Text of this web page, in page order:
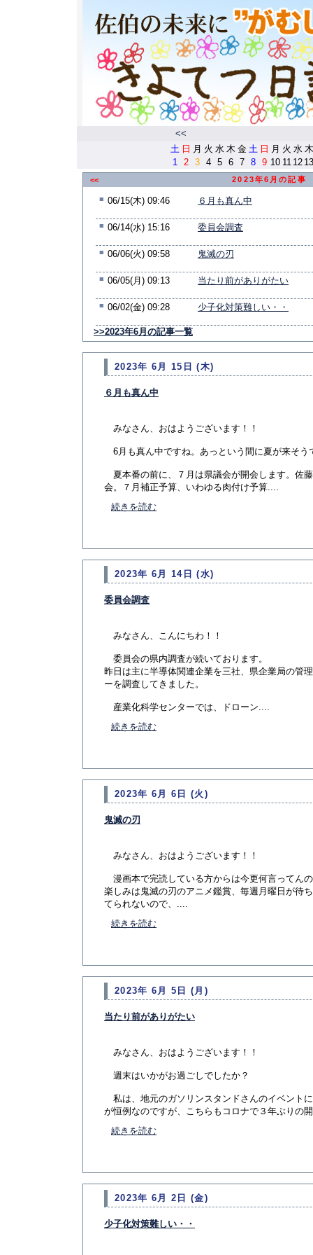
<<
土 日 月 火 水 木 金 土 日 月 火 水 木
1
2 3 4 5 6 7 8 9 10 11 12 13
<< 2023年6月の記事
■ 06/15(木) 09:46 ６月も真ん中
■ 06/14(水) 15:16 委員会調査
■ 06/06(火) 09:58 鬼滅の刃
■ 06/05(月) 09:13 当たり前がありがたい
■ 06/02(金) 09:28 少子化対策難しい・・
>>2023年6月の記事一覧
2023年 6月 15日 (木)
６月も真ん中
みなさん、おはようございます！！
6月も真ん中ですね。あっという間に夏が来そう
夏本番の前に、７月は県議会が開会します。佐
会。７月補正予算、いわゆる肉付け予算....
続きを読む
2023年 6月 14日 (水)
委員会調査
みなさん、こんにちわ！！
委員会の県内調査が続いております。
昨日は主に半導体関連企業を三社、県企業局の管
ーを調査してきました。
産業化科学センターでは、ドローン....
続きを読む
2023年 6月 6日 (火)
鬼滅の刃
みなさん、おはようございます！！
漫画本で完読している方からは今更何言ってん
楽しみは鬼滅の刃のアニメ鑑賞、毎週月曜日が待
てられないので、....
続きを読む
2023年 6月 5日 (月)
当たり前がありがたい
みなさん、おはようございます！！
週末はいかがお過ごしでしたか？
私は、地元のガソリンスタンドさんのイベント
が恒例なのですが、こちらもコロナで３年ぶりの
続きを読む
2023年 6月 2日 (金)
少子化対策難しい・・